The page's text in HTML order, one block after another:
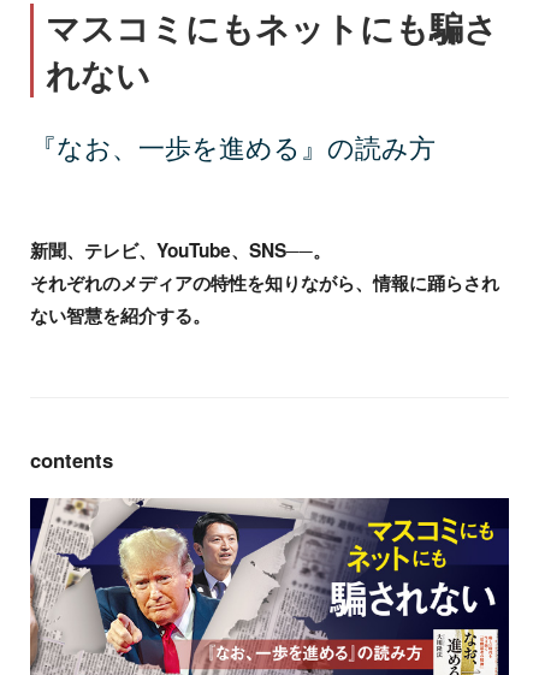
マスコミにもネットにも騙さ
れない
『なお、一歩を進める』の読み方
新聞、テレビ、YouTube、SNS──。
それぞれのメディアの特性を知りながら、情報に踊らされ
ない智慧を紹介する。
contents